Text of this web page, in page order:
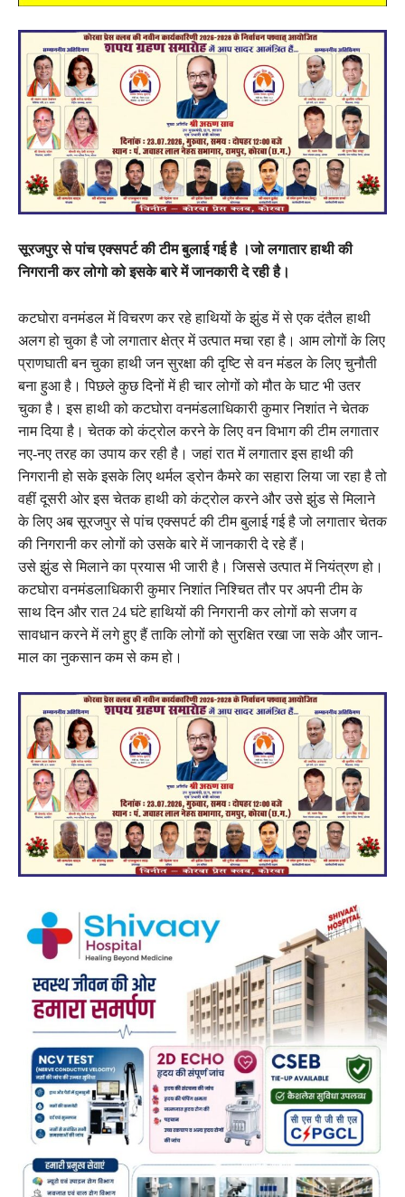
सूरजपुर से पांच एक्सपर्ट की टीम बुलाई गई है ।जो लगातार हाथी की
निगरानी कर लोगो को इसके बारे में जानकारी दे रही है।
कटघोरा वनमंडल में विचरण कर रहे हाथियों के झुंड में से एक दंतैल हाथी
अलग हो चुका है जो लगातार क्षेत्र में उत्पात मचा रहा है। आम लोगों के लिए
प्राणघाती बन चुका हाथी जन सुरक्षा की दृष्टि से वन मंडल के लिए चुनौती
बना हुआ है। पिछले कुछ दिनों में ही चार लोगों को मौत के घाट भी उतर
चुका है। इस हाथी को कटघोरा वनमंडलाधिकारी कुमार निशांत ने चेतक
नाम दिया है। चेतक को कंट्रोल करने के लिए वन विभाग की टीम लगातार
नए-नए तरह का उपाय कर रही है। जहां रात में लगातार इस हाथी की
निगरानी हो सके इसके लिए थर्मल ड्रोन कैमरे का सहारा लिया जा रहा है तो
वहीं दूसरी ओर इस चेतक हाथी को कंट्रोल करने और उसे झुंड से मिलाने
के लिए अब सूरजपुर से पांच एक्सपर्ट की टीम बुलाई गई है जो लगातार चेतक
की निगरानी कर लोगों को उसके बारे में जानकारी दे रहे हैं।
उसे झुंड से मिलाने का प्रयास भी जारी है। जिससे उत्पात में नियंत्रण हो।
कटघोरा वनमंडलाधिकारी कुमार निशांत निश्चित तौर पर अपनी टीम के
साथ दिन और रात 24 घंटे हाथियों की निगरानी कर लोगों को सजग व
सावधान करने में लगे हुए हैं ताकि लोगों को सुरक्षित रखा जा सके और जान-
माल का नुकसान कम से कम हो।